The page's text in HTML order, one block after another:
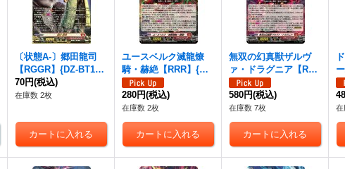
〔状態A-〕郷田龍司
【RGGR】{DZ-BT14/
RGGR06}《ドラゴン
エンパイア》
70円(税込)
在庫数 2枚
ユースベルク滅龍燎
騎・赫絶【RRR】{DZ-
BT14/002}《ドラゴン
エンパイア》
280円(税込)
在庫数 2枚
無双の幻真獣ザルヴ
ァ・ドラグニア【RR
R】{DZ-BT14/003}
《ドラゴンエンパイ
ア》
580円(税込)
在庫数 7枚 在